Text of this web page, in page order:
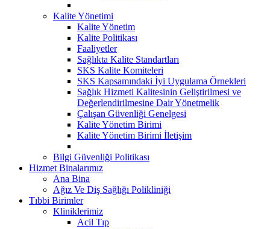
Kalite Yönetimi
Kalite Yönetim
Kalite Politikası
Faaliyetler
Sağlıkta Kalite Standartları
SKS Kalite Komiteleri
SKS Kapsamındaki İyi Uygulama Örnekleri
Sağlık Hizmeti Kalitesinin Geliştirilmesi ve
Değerlendirilmesine Dair Yönetmelik
Çalışan Güvenliği Genelgesi
Kalite Yönetim Birimi
Kalite Yönetim Birimi İletişim
Bilgi Güvenliği Politikası
Hizmet Binalarımız
Ana Bina
Ağız Ve Diş Sağlığı Polikliniği
Tıbbi Birimler
Kliniklerimiz
Acil Tıp